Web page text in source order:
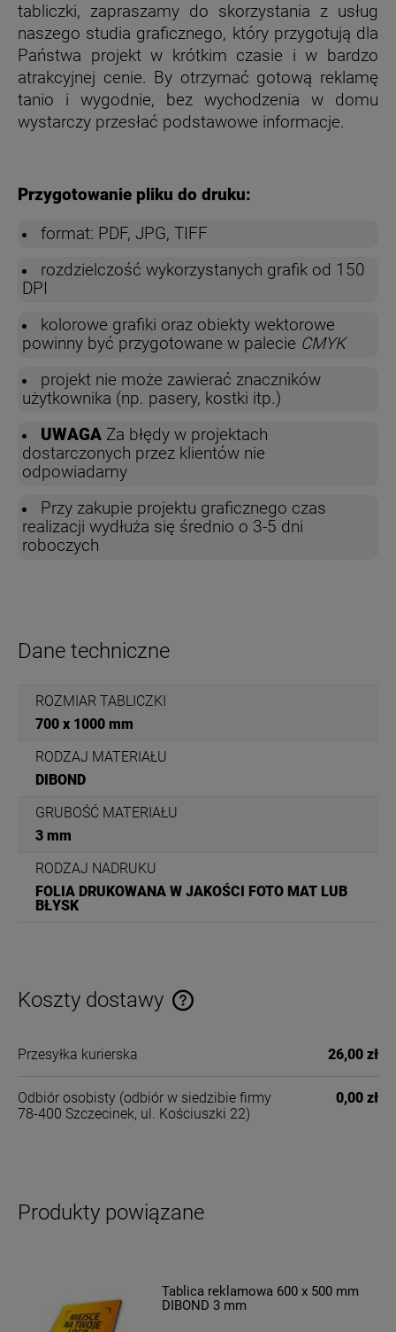
tabliczki, zapraszamy do skorzystania z usług
naszego studia graficznego, który przygotują dla
Państwa projekt w krótkim czasie i w bardzo
atrakcyjnej cenie. By otrzymać gotową reklamę
tanio i wygodnie, bez wychodzenia w domu
wystarczy przesłać podstawowe informacje.
Przygotowanie pliku do druku:
format: PDF, JPG, TIFF
rozdzielczość wykorzystanych grafik od 150
DPI
kolorowe grafiki oraz obiekty wektorowe
powinny być przygotowane w palecie CMYK
projekt nie może zawierać znaczników
użytkownika (np. pasery, kostki itp.)
UWAGA Za błędy w projektach
dostarczonych przez klientów nie
odpowiadamy
Przy zakupie projektu graficznego czas
realizacji wydłuża się średnio o 3-5 dni
roboczych
Dane techniczne
ROZMIAR TABLICZKI
700 x 1000 mm
RODZAJ MATERIAŁU
DIBOND
GRUBOŚĆ MATERIAŁU
3 mm
RODZAJ NADRUKU
FOLIA DRUKOWANA W JAKOŚCI FOTO MAT LUB
BŁYSK
Koszty dostawy
Cena nie zawiera ewentualnych kosztów płatności
Przesyłka kurierska 26,00 zł
Odbiór osobisty (odbiór w siedzibie firmy
78-400 Szczecinek, ul. Kościuszki 22)
0,00 zł
Produkty powiązane
Tablica reklamowa 600 x 500 mm
DIBOND 3 mm